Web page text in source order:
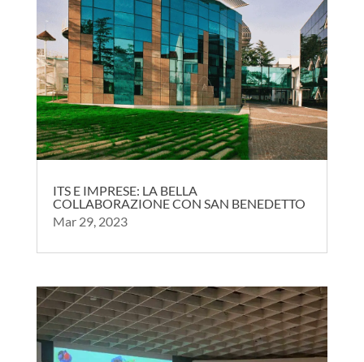
ITS E IMPRESE: LA BELLA
COLLABORAZIONE CON SAN BENEDETTO
Mar 29, 2023